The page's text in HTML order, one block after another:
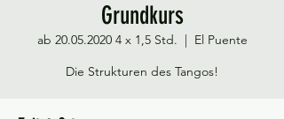
Grundkurs
ab 20.05.2020 4 x 1,5 Std.
  |
El Puente
Die Strukturen des Tangos!